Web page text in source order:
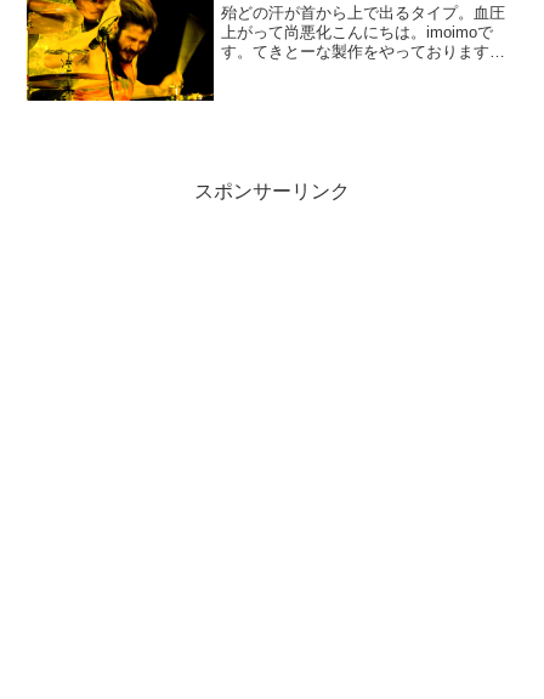
殆どの汗が首から上で出るタイプ。血圧
上がって尚悪化こんにちは。imoimoで
す。てきとーな製作をやっております。
スポンサーリンク